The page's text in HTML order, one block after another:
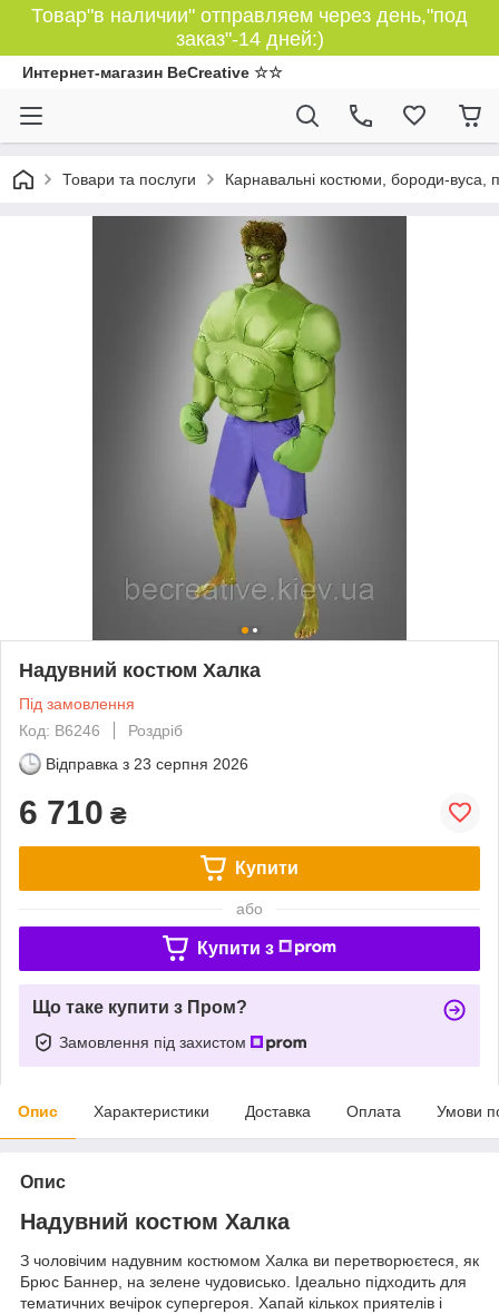
Товар"в наличии" отправляем через день,"под
заказ"-14 дней:)
Интернет-магазин BeCreative ☆☆
Товари та послуги Карнавальні костюми, бороди-вуса,
Надувний костюм Халка
Під замовлення
Код: B6246
Роздріб
Відправка з 23 серпня 2026
6 710 ₴
Купити
або
Купити з
Що таке купити з Пром?
Замовлення під захистом
Опис Характеристики Доставка Оплата Умови
Опис
Надувний костюм Халка
З чоловічим надувним костюмом Халка ви перетворюєтеся, як
Брюс Баннер, на зелене чудовисько. Ідеально підходить для
тематичних вечірок супергероя. Хапай кількох приятелів і